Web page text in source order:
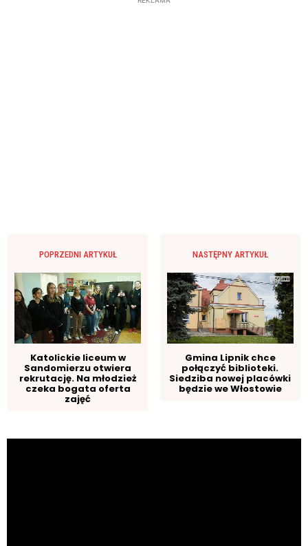
POPRZEDNI ARTYKUŁ
Katolickie liceum w
Sandomierzu otwiera
rekrutację. Na młodzież
czeka bogata oferta
zajęć
NASTĘPNY ARTYKUŁ
Gmina Lipnik chce
połączyć biblioteki.
Siedziba nowej placówki
będzie we Włostowie